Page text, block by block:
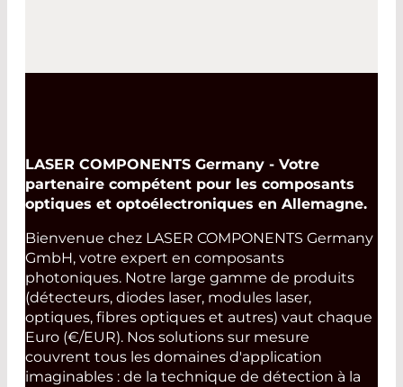
LASER COMPONENTS Germany - Votre
partenaire compétent pour les composants
optiques et optoélectroniques en Allemagne.
Bienvenue chez LASER COMPONENTS Germany
GmbH, votre expert en composants
photoniques. Notre large gamme de produits
(détecteurs, diodes laser, modules laser,
optiques, fibres optiques et autres) vaut chaque
Euro (€/EUR). Nos solutions sur mesure
couvrent tous les domaines d'application
imaginables : de la technique de détection à la